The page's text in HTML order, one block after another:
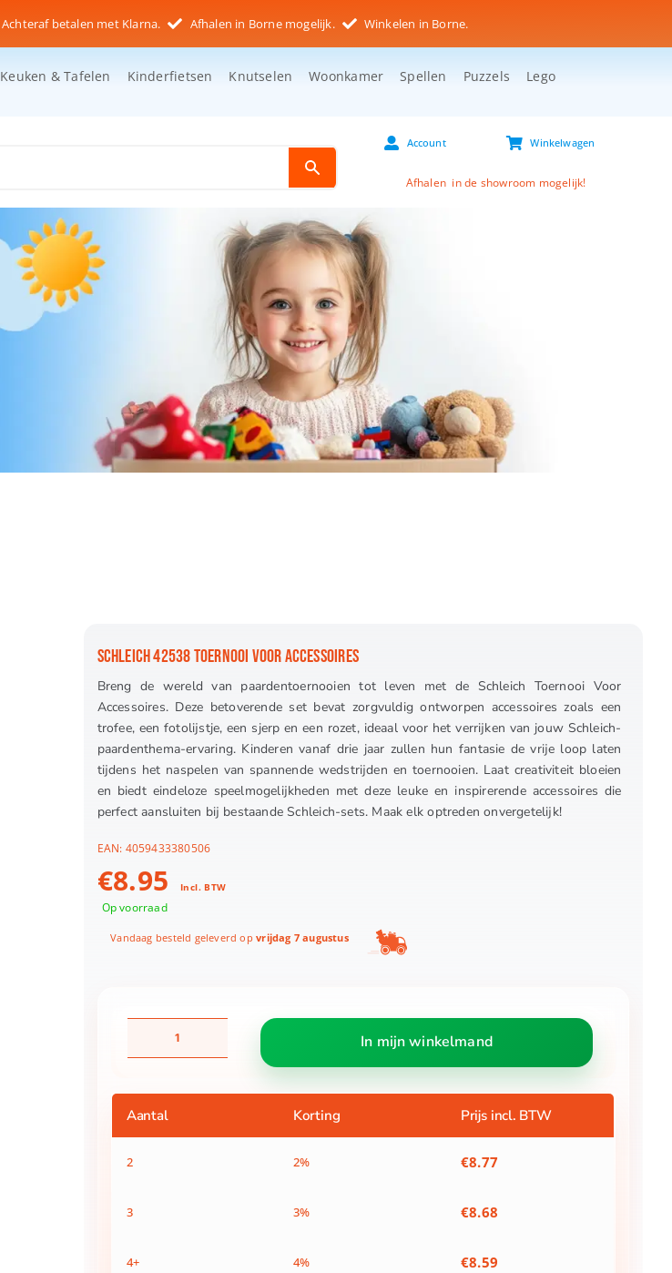
Achteraf betalen met Klarna. Afhalen in Borne mogelijk. Winkelen in Borne.
Keuken & Tafelen Kinderfietsen Knutselen Woonkamer Spellen Puzzels Lego
Account Winkelwagen
Afhalen in de showroom mogelijk!
SCHLEICH 42538 TOERNOOI VOOR ACCESSOIRES
Breng de wereld van paardentoernooien tot leven met de Schleich Toernooi Voor
Accessoires. Deze betoverende set bevat zorgvuldig ontworpen accessoires zoals een
trofee, een fotolijstje, een sjerp en een rozet, ideaal voor het verrijken van jouw Schleich-
paardenthema-ervaring. Kinderen vanaf drie jaar zullen hun fantasie de vrije loop laten
tijdens het naspelen van spannende wedstrijden en toernooien. Laat creativiteit bloeien
en biedt eindeloze speelmogelijkheden met deze leuke en inspirerende accessoires die
perfect aansluiten bij bestaande Schleich-sets. Maak elk optreden onvergetelijk!
EAN: 4059433380506
€8.95 Incl. BTW
Op voorraad
Vandaag besteld geleverd op vrijdag 7 augustus
42538
Toernooi
Accessoires
In mijn winkelmand
Aantal Korting Prijs incl. BTW
2 2% €8.77
3 3% €8.68
4+ 4% €8.59